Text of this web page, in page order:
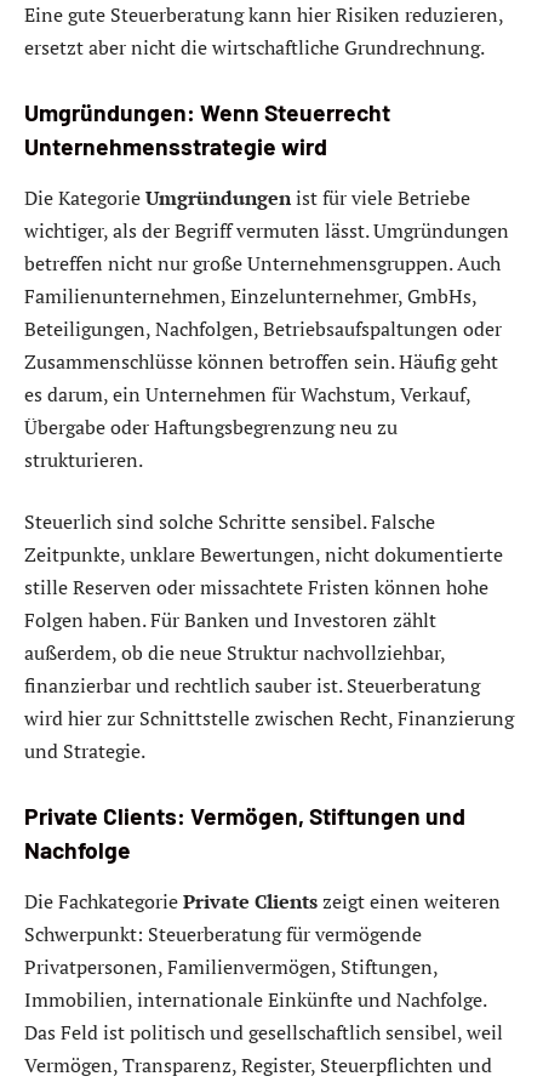
Eine gute Steuerberatung kann hier Risiken reduzieren,
ersetzt aber nicht die wirtschaftliche Grundrechnung.
Umgründungen: Wenn Steuerrecht
Unternehmensstrategie wird
Die KategorieUmgründungenist für viele Betriebe
wichtiger, als der Begriff vermuten lässt. Umgründungen
betreffen nicht nur große Unternehmensgruppen. Auch
Familienunternehmen, Einzelunternehmer, GmbHs,
Beteiligungen, Nachfolgen, Betriebsaufspaltungen oder
Zusammenschlüsse können betroffen sein. Häufig geht
es darum, ein Unternehmen für Wachstum, Verkauf,
Übergabe oder Haftungsbegrenzung neu zu
strukturieren.
Steuerlich sind solche Schritte sensibel. Falsche
Zeitpunkte, unklare Bewertungen, nicht dokumentierte
stille Reserven oder missachtete Fristen können hohe
Folgen haben. Für Banken und Investoren zählt
außerdem, ob die neue Struktur nachvollziehbar,
finanzierbar und rechtlich sauber ist. Steuerberatung
wird hier zur Schnittstelle zwischen Recht, Finanzierung
und Strategie.
Private Clients: Vermögen, Stiftungen und
Nachfolge
Die FachkategoriePrivate Clientszeigt einen weiteren
Schwerpunkt: Steuerberatung für vermögende
Privatpersonen, Familienvermögen, Stiftungen,
Immobilien, internationale Einkünfte und Nachfolge.
Das Feld ist politisch und gesellschaftlich sensibel, weil
Vermögen, Transparenz, Register, Steuerpflichten und